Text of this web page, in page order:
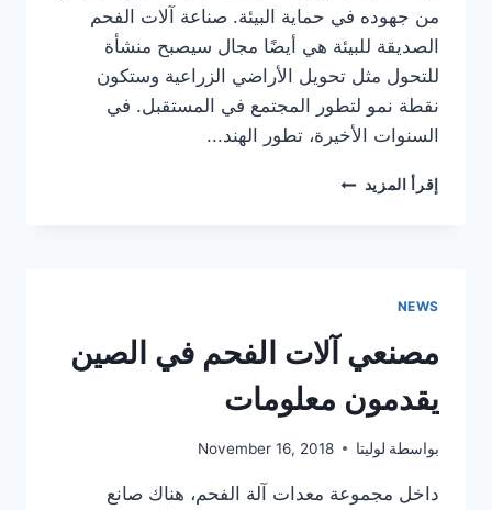
من جهوده في حماية البيئة. صناعة آلات الفحم
الصديقة للبيئة هي أيضًا مجال سيصبح منشأة
للتحول مثل تحويل الأراضي الزراعية وستكون
نقطة نمو لتطور المجتمع في المستقبل. في
السنوات الأخيرة، تطور الهند...
إقرأ المزيد تعتبر
الاقتصادية
NEWS
مصنعي آلات الفحم في الصين
يقدمون معلومات
بواسطة لوليتا November 16, 2018
داخل مجموعة معدات آلة الفحم، هناك صانع